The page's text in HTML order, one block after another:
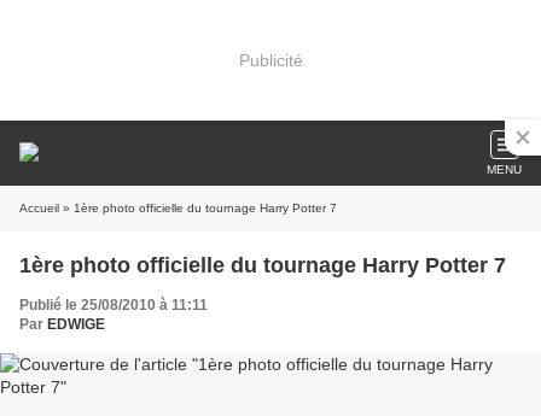
Publicité
MENU
Accueil » 1ère photo officielle du tournage Harry Potter 7
1ère photo officielle du tournage Harry Potter 7
Publié le 25/08/2010 à 11:11
Par EDWIGE